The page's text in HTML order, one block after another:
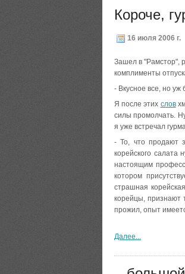
Короче,
16 июля 2006 г.
Зашел в "Рамстор",
комплименты
- Вкусное все, но уж
Я после этих слов
силы промолчать.
я уже встречал
- То, что продают
корейского
настоящим
котором
страшная
корейцы, признают
прожил, опыт
Далее...